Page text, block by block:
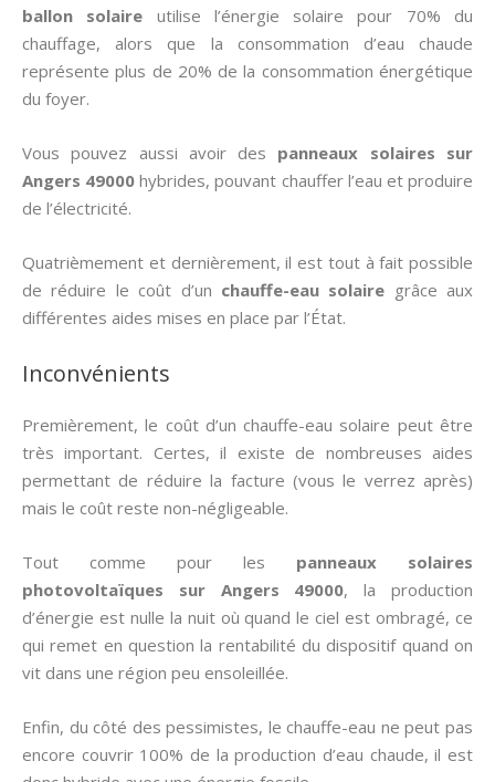
ballon solaire utilise l’énergie solaire pour 70% du
chauffage, alors que la consommation d’eau chaude
représente plus de 20% de la consommation énergétique
du foyer.
Vous pouvez aussi avoir des panneaux solaires sur
Angers 49000 hybrides, pouvant chauffer l’eau et produire
de l’électricité.
Quatrièmement et dernièrement, il est tout à fait possible
de réduire le coût d’un chauffe-eau solaire grâce aux
différentes aides mises en place par l’État.
Inconvénients
Premièrement, le coût d’un chauffe-eau solaire peut être
très important. Certes, il existe de nombreuses aides
permettant de réduire la facture (vous le verrez après)
mais le coût reste non-négligeable.
Tout comme pour les panneaux solaires
photovoltaïques sur Angers 49000, la production
d’énergie est nulle la nuit où quand le ciel est ombragé, ce
qui remet en question la rentabilité du dispositif quand on
vit dans une région peu ensoleillée.
Enfin, du côté des pessimistes, le chauffe-eau ne peut pas
encore couvrir 100% de la production d’eau chaude, il est